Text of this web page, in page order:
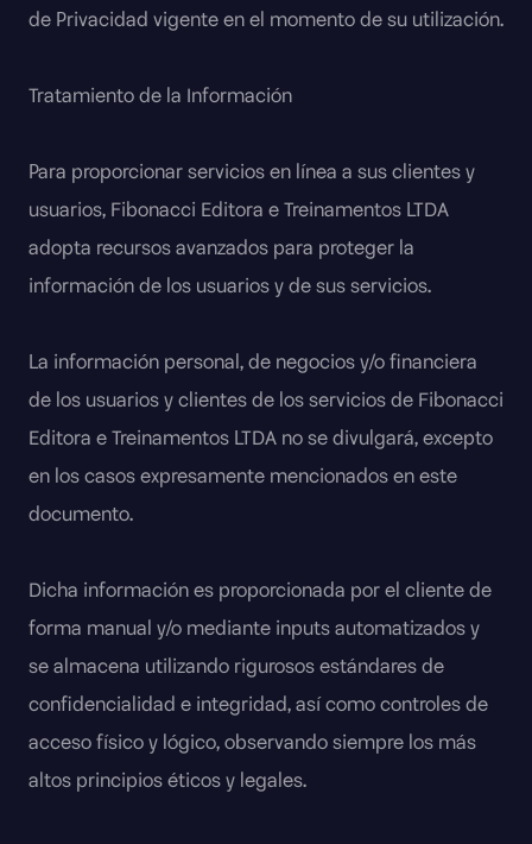
de Privacidad vigente en el momento de su utilización.
Tratamiento de la Información
Para proporcionar servicios en línea a sus clientes y
usuarios, Fibonacci Editora e Treinamentos LTDA
adopta recursos avanzados para proteger la
información de los usuarios y de sus servicios.
La información personal, de negocios y/o financiera
de los usuarios y clientes de los servicios de Fibonacci
Editora e Treinamentos LTDA no se divulgará, excepto
en los casos expresamente mencionados en este
documento.
Dicha información es proporcionada por el cliente de
forma manual y/o mediante inputs automatizados y
se almacena utilizando rigurosos estándares de
confidencialidad e integridad, así como controles de
acceso físico y lógico, observando siempre los más
altos principios éticos y legales.